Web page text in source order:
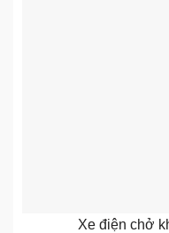
Xe điện chở